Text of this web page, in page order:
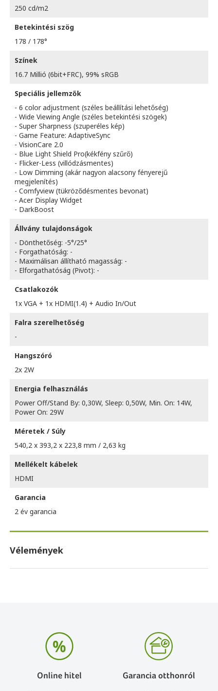
250 cd/m2
Betekintési szög
178 / 178°
Színek
16.7 Millió (6bit+FRC), 99% sRGB
Speciális jellemzők
- 6 color adjustment (széles beállítási lehetőség)
- Wide Viewing Angle (széles betekintési szögek)
- Super Sharpness (szuperéles kép)
- Game Feature: AdaptiveSync
- VisionCare 2.0
- Blue Light Shield Pro(kékfény szűrő)
- Flicker-Less (villódzásmentes)
- Low Dimming (akár nagyon alacsony fényerejű
megjelenítés)
- Comfyview (tükröződésmentes bevonat)
- Acer Display Widget
- DarkBoost
Állvány tulajdonságok
- Dönthetőség: -5°/25°
- Forgathatóság: -
- Maximálisan állítható magasság: -
- Elforgathatóság (Pivot): -
Csatlakozók
1x VGA + 1x HDMI(1.4) + Audio In/Out
Falra szerelhetőség
-
Hangszóró
2x 2W
Energia felhasználás
Power Off/Stand By: 0,30W, Sleep: 0,50W, Min. On: 14W,
Power On: 29W
Méretek / Súly
540,2 x 393,2 x 223,8 mm / 2,63 kg
Mellékelt kábelek
HDMI
Garancia
2 év garancia
Vélemények
Online hitel Garancia otthonról